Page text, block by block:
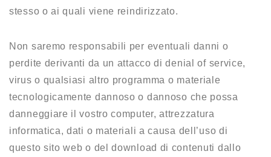
stesso o ai quali viene reindirizzato.
Non saremo responsabili per eventuali danni o
perdite derivanti da un attacco di denial of service,
virus o qualsiasi altro programma o materiale
tecnologicamente dannoso o dannoso che possa
danneggiare il vostro computer, attrezzatura
informatica, dati o materiali a causa dell’uso di
questo sito web o del download di contenuti dallo